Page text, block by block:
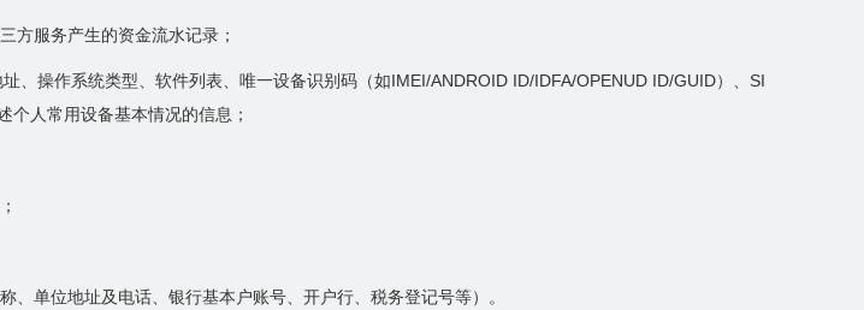
方服务产生的资金流水记录；
、操作系统类型、软件列表、唯一设备识别码（如IMEI/ANDROID ID/IDFA/OPENUD ID/GUID）、SI
个人常用设备基本情况的信息；
、单位地址及电话、银行基本户账号、开户行、税务登记号等）。